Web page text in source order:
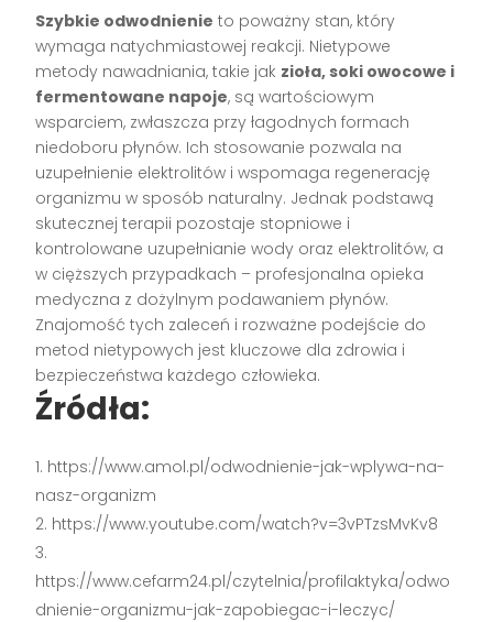
Szybkie odwodnienie to poważny stan, który
wymaga natychmiastowej reakcji. Nietypowe
metody nawadniania, takie jak zioła, soki owocowe i
fermentowane napoje, są wartościowym
wsparciem, zwłaszcza przy łagodnych formach
niedoboru płynów. Ich stosowanie pozwala na
uzupełnienie elektrolitów i wspomaga regenerację
organizmu w sposób naturalny. Jednak podstawą
skutecznej terapii pozostaje stopniowe i
kontrolowane uzupełnianie wody oraz elektrolitów, a
w cięższych przypadkach – profesjonalna opieka
medyczna z dożylnym podawaniem płynów.
Znajomość tych zaleceń i rozważne podejście do
metod nietypowych jest kluczowe dla zdrowia i
bezpieczeństwa każdego człowieka.
Źródła:
https://www.amol.pl/odwodnienie-jak-wplywa-na-
nasz-organizm
https://www.youtube.com/watch?v=3vPTzsMvKv8
https://www.cefarm24.pl/czytelnia/profilaktyka/odwo
dnienie-organizmu-jak-zapobiegac-i-leczyc/